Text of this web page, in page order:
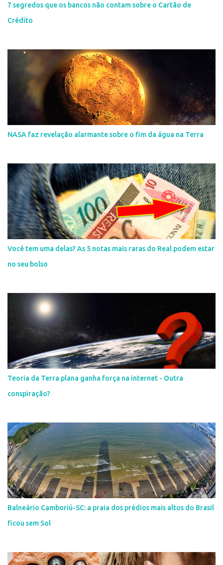
7 segredos que os bancos não contam sobre o Cartão de
Crédito
NASA faz revelação alarmante sobre o fim da água na Terra
Você tem uma delas? As 5 notas mais raras do Real podem estar
no seu bolso
Teoria da Terra plana ganha força na internet - Outra
conspiração?
Balneário Camboriú-SC: a praia dos prédios mais altos do Brasil
ficou sem Sol